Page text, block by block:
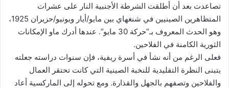
تصاعدت بعد أن أطلقت الشرطة الأجنبية النار على عشرات
المتظاهرين الصينيين في شنغهاي بين مايو/أيار ويونيو/حزيران 1925،
وهو الحدث المعروف بـ”حركة 30 مايو”. عندها أدرك ماو الإمكانات
الثورية الكامنة في الفلاحين.
فعلى الرغم من أنه نشأ في أسرة ريفية، فإن سنوات دراسته جعلته
يتبنى النظرة التقليدية للنخبة الصينية التي كانت تحتقر العمال
والفلاحين وتصفهم بالجهل والقذارة. ومع تحوله إلى الماركسية أعاد